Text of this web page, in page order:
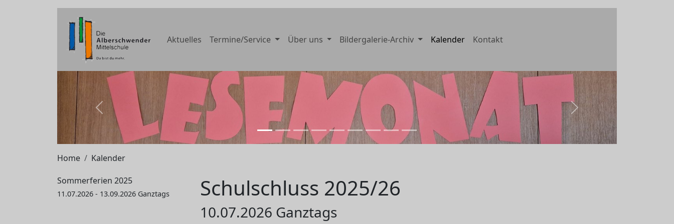
Aktuelles Termine/Service Über uns Bildergalerie-Archiv Kalender Kontakt
zurück weiter
Home Kalender
Sommerferien 2025
11.07.2026 - 13.09.2026 Ganztags Schulschluss 2025/26
10.07.2026 Ganztags